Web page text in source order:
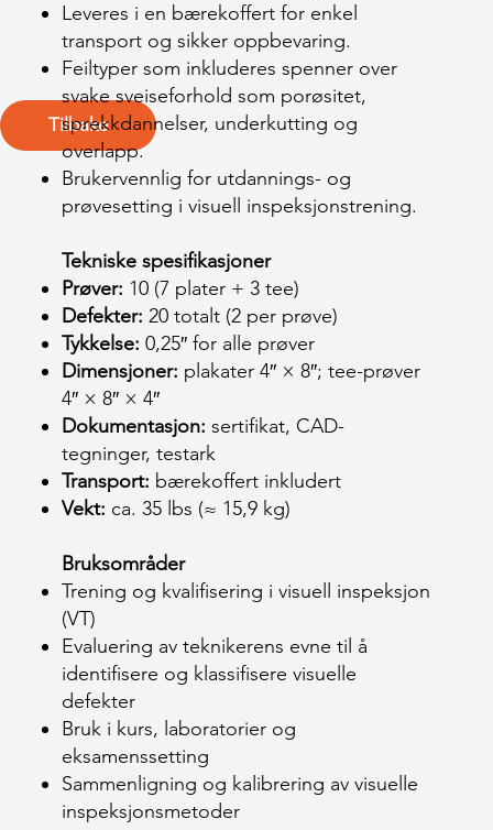
Tilbake
Leveres i en bærekoffert for enkel
transport og sikker oppbevaring.
Feiltyper som inkluderes spenner over
svake sveiseforhold som porøsitet,
sprekkdannelser, underkutting og
overlapp.
Brukervennlig for utdannings- og
prøvesetting i visuell inspeksjonstrening.
Tekniske spesifikasjoner
Prøver: 10 (7 plater + 3 tee)
Defekter: 20 totalt (2 per prøve)
Tykkelse: 0,25″ for alle prøver
Dimensjoner: plakater 4″ × 8″; tee-prøver
4″ × 8″ × 4″
Dokumentasjon: sertifikat, CAD-
tegninger, testark
Transport: bærekoffert inkludert
Vekt: ca. 35 lbs (≈ 15,9 kg)
Bruksområder
Trening og kvalifisering i visuell inspeksjon
(VT)
Evaluering av teknikerens evne til å
identifisere og klassifisere visuelle
defekter
Bruk i kurs, laboratorier og
eksamenssetting
Sammenligning og kalibrering av visuelle
inspeksjonsmetoder